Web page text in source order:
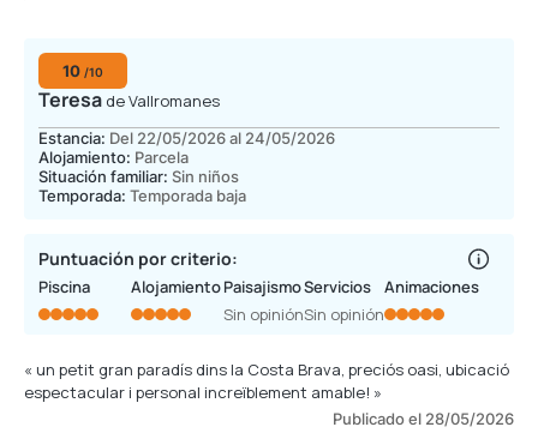
10 /10
Teresa de Vallromanes
Estancia: Del 22/05/2026 al 24/05/2026
Alojamiento: Parcela
Situación familiar: Sin niños
Temporada: Temporada baja
Puntuación por criterio:
Piscina Alojamiento Paisajismo
Sin opinión
Servicios
Sin opinión
Animaciones
« un petit gran paradís dins la Costa Brava, preciós oasi, ubicació
espectacular i personal increïblement amable! »
Publicado el 28/05/2026